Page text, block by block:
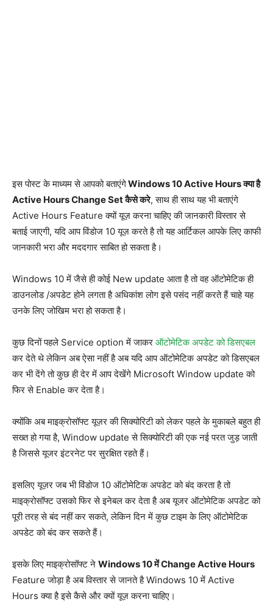
इस पोस्ट के माध्यम से आपको बताएंगेWindows 10 Active Hours क्या है
Active Hours Change Set कैसे करे, साथ ही साथ यह भी बताएंगे
Active Hours Feature क्यों यूज़ करना चाहिए की जानकारी विस्तार से
बताई जाएगी, यदि आप विंडोज 10 यूज़ करते है तो यह आर्टिकल आपके लिए काफी
जानकारी भरा और मददगार साबित हो सकता है।
Windows 10 में जैसे ही कोई New update आता है तो वह ऑटोमेटिक ही
डाउनलोड /अपडेट होने लगता है अधिकांश लोग इसे पसंद नहीं करते हैं चाहे यह
उनके लिए जोखिम भरा हो सकता है।
कुछ दिनों पहले Service option में जाकर ऑटोमेटिक अपडेट को डिसएबल
कर देते थे लेकिन अब ऐसा नहीं है अब यदि आप ऑटोमेटिक अपडेट को डिसएबल
कर भी देंगे तो कुछ ही देर में आप देखेंगे Microsoft Window update को
फिर से Enable कर देता है।
क्योंकि अब माइक्रोसॉफ्ट यूज़र की सिक्योरिटी को लेकर पहले के मुकाबले बहुत ही
सख्त हो गया है, Window update से सिक्योरिटी की एक नई परत जुड़ जाती
है जिससे यूजर इंटरनेट पर सुरक्षित रहते हैं।
इसलिए यूज़र जब भी विंडोज 10 ऑटोमेटिक अपडेट को बंद करता है तो
माइक्रोसॉफ्ट उसको फिर से इनेबल कर देता है अब यूजर ऑटोमेटिक अपडेट को
पूरी तरह से बंद नहीं कर सकते, लेकिन दिन में कुछ टाइम के लिए ऑटोमेटिक
अपडेट को बंद कर सकते हैं।
इसके लिए माइक्रोसॉफ्ट ने Windows 10 में Change Active Hours
Feature जोड़ा है अब विस्तार से जानते है Windows 10 में Active
Hours क्या है इसे कैसे और क्यों यूज़ करना चाहिए।